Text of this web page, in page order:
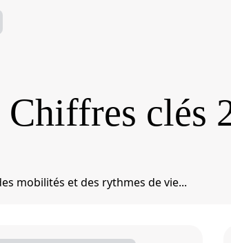
clés
mobilités et des rythmes de vie...